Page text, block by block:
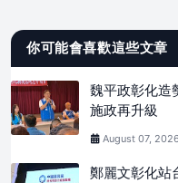
你可能會喜歡這些文章
魏平政彰化
施政再升級
August 07, 2026
鄭麗文彰化